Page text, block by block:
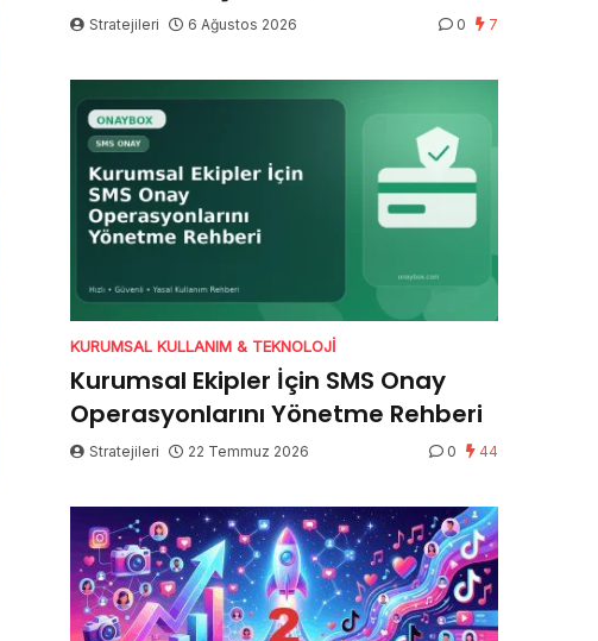
Stratejileri 6 Ağustos 2026 0 7
KURUMSAL KULLANIM & TEKNOLOJI
Kurumsal Ekipler İçin SMS Onay
Operasyonlarını Yönetme Rehberi
Stratejileri 22 Temmuz 2026 0 44